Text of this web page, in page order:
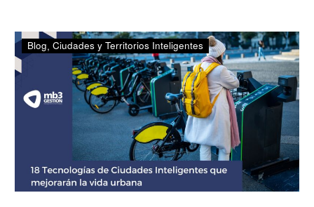
18
Tecnologías
de
Ciudades
Inteligentes
que
mejorarán
la
vida
urbana
Blog Ciudades y Territorios Inteligentes